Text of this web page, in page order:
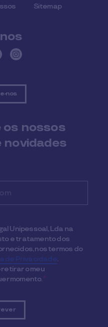
Sitemap
nos
nossos
Unipessoal, Lda na
e tratamento dos
nos termos do
de Privacidade.
o meu
momento.*